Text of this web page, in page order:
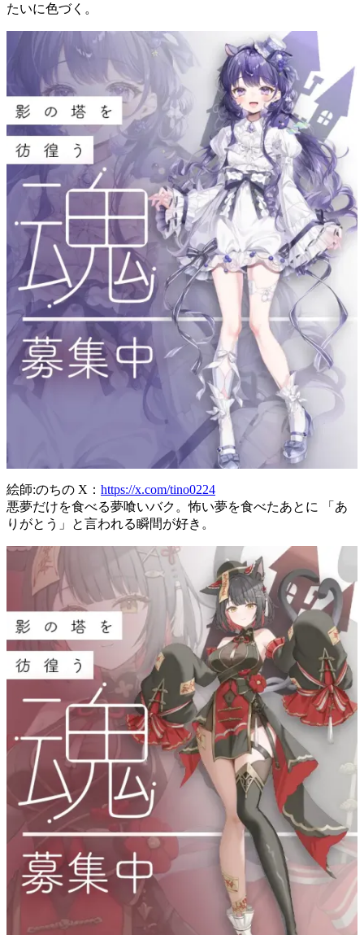
たいに色づく。
絵師:のちの X： https://x.com/tino0224
悪夢だけを食べる夢喰いバク。怖い夢を食べたあとに 「あ
りがとう」と言われる瞬間が好き。